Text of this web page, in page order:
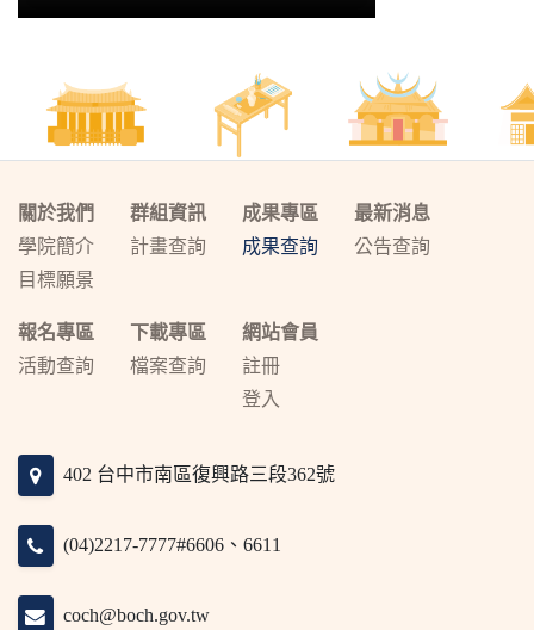
關於我們
學院簡介
目標願景
群組資訊
計畫查詢
成果專區
成果查詢
最新消息
公告查詢
報名專區
活動查詢
下載專區
檔案查詢
網站會員
註冊
登入
402 台中市南區復興路三段362號
(04)2217-7777#6606、6611
coch@boch.gov.tw